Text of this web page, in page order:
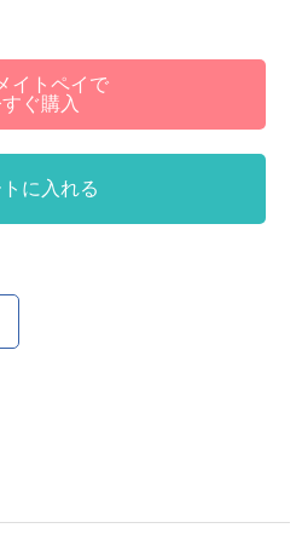
イトペイで
ぐ購入
に入れる